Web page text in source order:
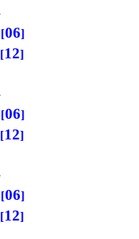
06
12
06
12
06
12